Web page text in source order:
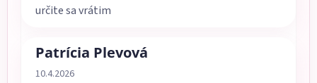
určite sa vrátim
Patrícia Plevová
Hodnotenie obchodu je 5 z 5 hviezdičiek.
10.4.2026